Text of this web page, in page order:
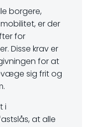
borgere,
er der
for
Disse krav er
for at
sig frit og
i
at alle